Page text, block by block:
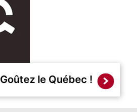
Goûtez le Québec !